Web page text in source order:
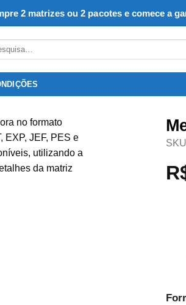
2 matrizes ou 2 pacotes e comece a
Favoritar